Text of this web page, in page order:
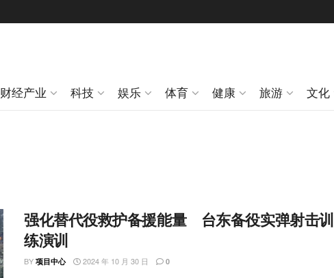
财经产业 科技 娱乐 体育 健康 旅游 文化
强化替代役救护备援能量 台东备役实弹射击训
练演训
BY 项目中心 2024 年 10 月 30 日 0